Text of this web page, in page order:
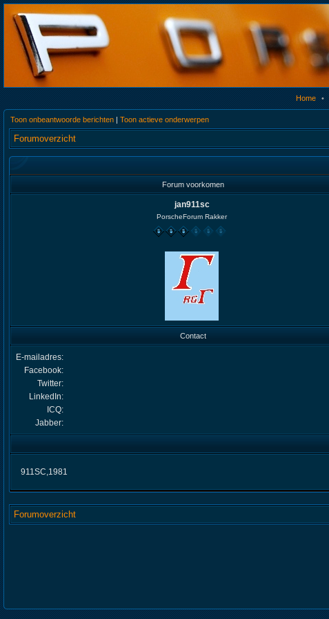
Home •
Toon onbeantwoorde berichten | Toon actieve onderwerpen
Forumoverzicht
Forum voorkomen
jan911sc
PorscheForum Rakker
Contact
E-mailadres:
Facebook:
Twitter:
LinkedIn:
ICQ:
Jabber:
911SC,1981
Forumoverzicht